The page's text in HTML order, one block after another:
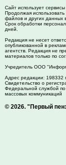
Сайт использует
Продолжая
файлов и других данных
Срок обработки
дней.
Редакция не несет
опубликованной в
агентств. Редакция не
материалов только по
Учредитель ООО
Адрес редакции: 198332
Свидетельство о
Федеральной службой
массовых коммуникаций
© 2026. "Первый